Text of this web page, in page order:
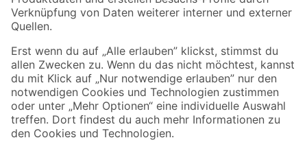
Sicher einkaufen
Jetzt die toom-App herunterladen